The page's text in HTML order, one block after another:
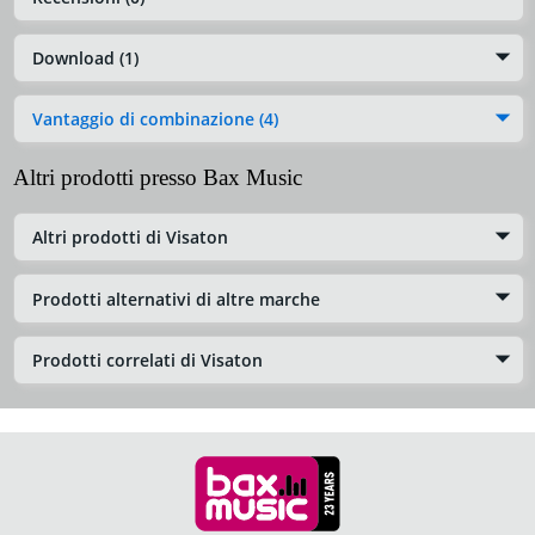
Download (1)
Vantaggio di combinazione (4)
Altri prodotti presso Bax Music
Altri prodotti di Visaton
Prodotti alternativi di altre marche
Prodotti correlati di Visaton